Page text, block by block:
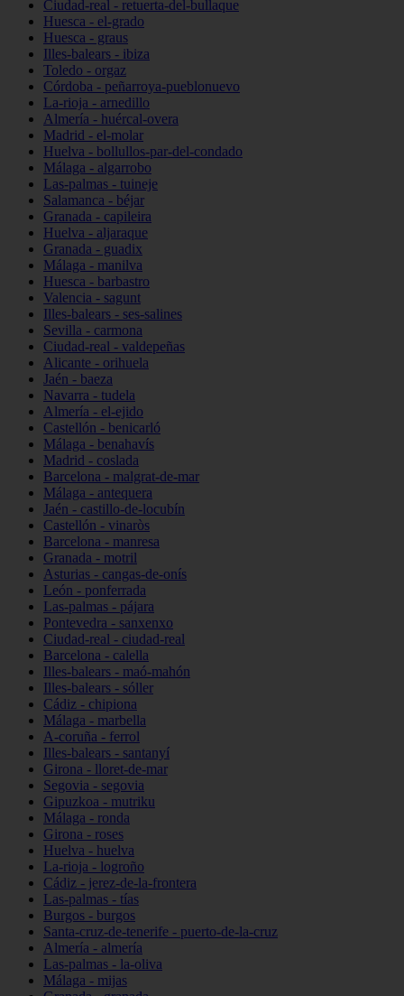
Ciudad-real - retuerta-del-bullaque
Huesca - el-grado
Huesca - graus
Illes-balears - ibiza
Toledo - orgaz
Córdoba - peñarroya-pueblonuevo
La-rioja - arnedillo
Almería - huércal-overa
Madrid - el-molar
Huelva - bollullos-par-del-condado
Málaga - algarrobo
Las-palmas - tuineje
Salamanca - béjar
Granada - capileira
Huelva - aljaraque
Granada - guadix
Málaga - manilva
Huesca - barbastro
Valencia - sagunt
Illes-balears - ses-salines
Sevilla - carmona
Ciudad-real - valdepeñas
Alicante - orihuela
Jaén - baeza
Navarra - tudela
Almería - el-ejido
Castellón - benicarló
Málaga - benahavís
Madrid - coslada
Barcelona - malgrat-de-mar
Málaga - antequera
Jaén - castillo-de-locubín
Castellón - vinaròs
Barcelona - manresa
Granada - motril
Asturias - cangas-de-onís
León - ponferrada
Las-palmas - pájara
Pontevedra - sanxenxo
Ciudad-real - ciudad-real
Barcelona - calella
Illes-balears - maó-mahón
Illes-balears - sóller
Cádiz - chipiona
Málaga - marbella
A-coruña - ferrol
Illes-balears - santanyí
Girona - lloret-de-mar
Segovia - segovia
Gipuzkoa - mutriku
Málaga - ronda
Girona - roses
Huelva - huelva
La-rioja - logroño
Cádiz - jerez-de-la-frontera
Las-palmas - tías
Burgos - burgos
Santa-cruz-de-tenerife - puerto-de-la-cruz
Almería - almería
Las-palmas - la-oliva
Málaga - mijas